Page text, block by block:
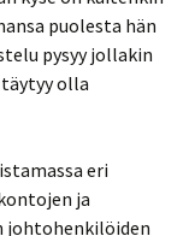
puolesta hän
pysyy jollakin
olla
eri
ja
johtohenkilöiden